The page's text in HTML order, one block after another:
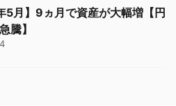
5月】9ヵ月で資産が大幅増【円
騰】